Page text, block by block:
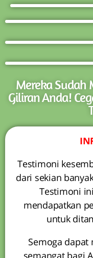
Mereka Sudah
Giliran Anda!
Testimoni
dari sekian
Testimoni
mendapatkan
untuk
Semoga
semangat bagi